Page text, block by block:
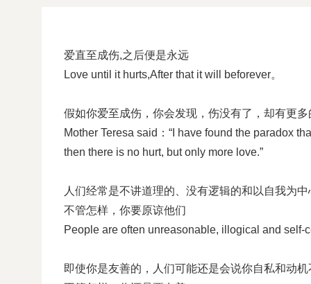
爱直至成伤,之后便是永远
Love until it hurts,After that it will beforever。
假如你爱至成伤，你会发现，伤没有了，却有更多
Mother Teresa said ： “I have found the paradox
then there is no hurt, but only more love.”
人们经常是不讲道理的、没有逻辑的和以自我为中
不管怎样，你要原谅他们
People are often unreasonable, illogical and self-
即使你是友善的，人们可能还是会说你自私和动机